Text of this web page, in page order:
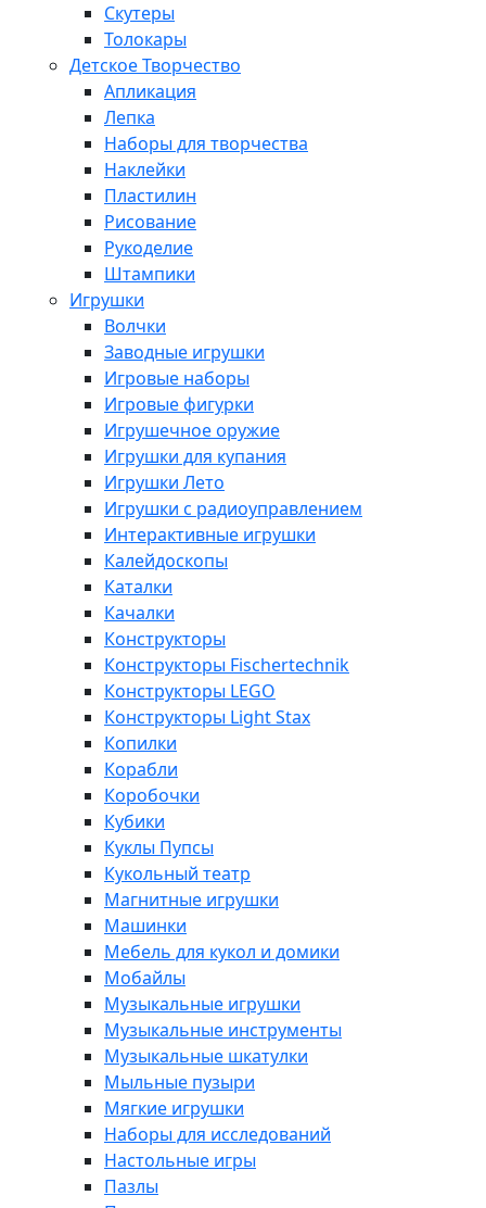
Скутеры
Толокары
Детское Творчество
Апликация
Лепка
Наборы для творчества
Наклейки
Пластилин
Рисование
Рукоделие
Штампики
Игрушки
Волчки
Заводные игрушки
Игровые наборы
Игровые фигурки
Игрушечное оружие
Игрушки для купания
Игрушки Лето
Игрушки с радиоуправлением
Интерактивные игрушки
Калейдоскопы
Каталки
Качалки
Конструкторы
Конструкторы Fisсhertechnik
Конструкторы LEGO
Конструкторы Light Stax
Копилки
Корабли
Коробочки
Кубики
Куклы Пупсы
Кукольный театр
Магнитные игрушки
Машинки
Мебель для кукол и домики
Мобайлы
Музыкальные игрушки
Музыкальные инструменты
Музыкальные шкатулки
Мыльные пузыри
Мягкие игрушки
Наборы для исследований
Настольные игры
Пазлы